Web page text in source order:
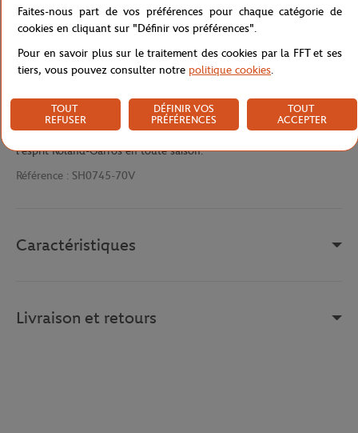
Sur la poitrine, la broderie Lacoste x Roland-Garros affiche
fièrement cette collaboration emblématique, dans un esprit
graphique vintage qui évoque les affiches historiques du tournoi.
Au dos, une illustration de court de tennis — filet tendu, ombre
vient compléter cette pièce d'une signature visuelle forte. Le logo
Roland-Garros et le crocodile brodé cousu à la taille finalisent cet
ensemble avec une finition premium et authentique, pour porter
l'esprit Roland-Garros en toute saison.
Référence : SH0745-70V
Caractéristiques
Livraison et retours
Faites-nous part de vos préférences pour chaque catégorie de
cookies en cliquant sur "Définir vos préférences".
Pour en savoir plus sur le traitement des cookies par la FFT et ses
tiers, vous pouvez consulter notre politique cookies.
TOUT
REFUSER
DÉFINIR VOS
PRÉFÉRENCES
TOUT
ACCEPTER